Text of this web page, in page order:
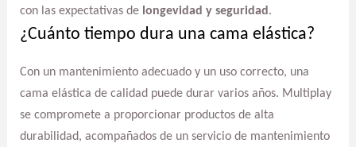
con las expectativas de longevidad y seguridad .
¿Cuánto tiempo dura una cama elástica?
Con un mantenimiento adecuado y un uso correcto, una
cama elástica de calidad puede durar varios años. Multiplay
se compromete a proporcionar productos de alta
durabilidad, acompañados de un servicio de mantenimiento